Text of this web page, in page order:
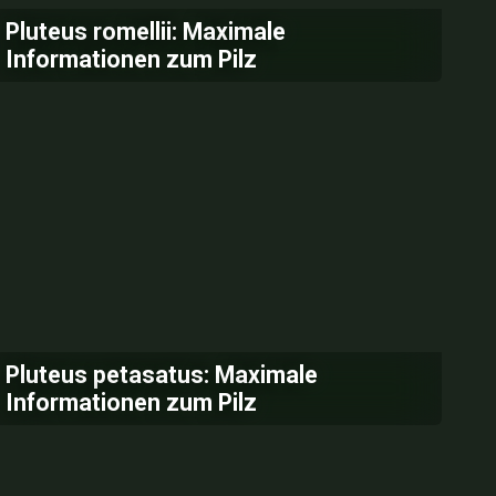
Pluteus romellii: Maximale
Informationen zum Pilz
Pluteus petasatus: Maximale
Informationen zum Pilz